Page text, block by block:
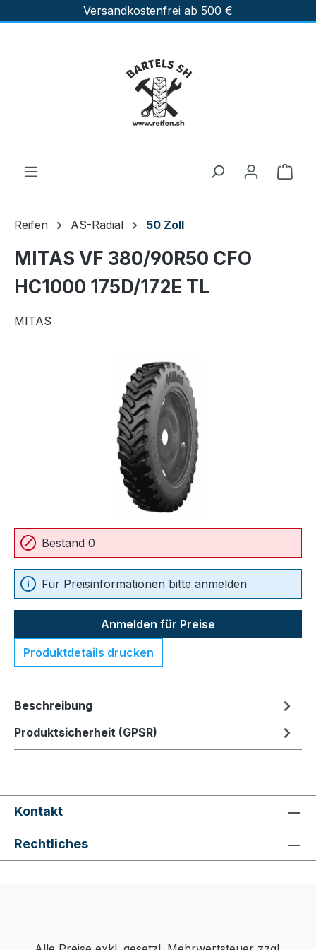
Zum Hauptinhalt springenVersandkostenfrei ab 500 €
Reifen AS-Radial 50 Zoll
MITAS VF 380/90R50 CFO
HC1000 175D/172E TL
MITAS
Bildergalerie überspringen
Bestand 0
Für Preisinformationen bitte anmelden
Anmelden für Preise
Produktdetails drucken
Beschreibung
Produktsicherheit (GPSR)
Kontakt
Rechtliches